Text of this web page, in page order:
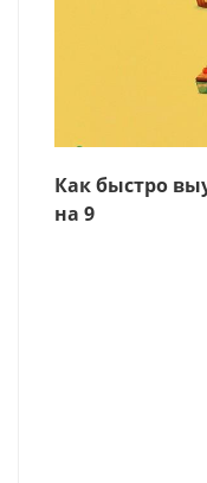
Как быстро
на 9